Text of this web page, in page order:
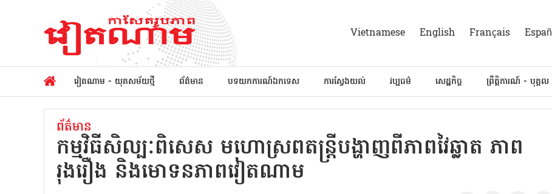
Vietnamese English Français
វៀតណាម - យុគសម័យថ្មី ព័ត៌មាន បទយកការណ៍ឯកទេស ការស្វែងយល់ វប្បធម៌ សេដ្ឋកិច្ច ព្រឹត្តិការណ៍ - បុគ្គល
ព័ត៌មាន
កម្មវិធីសិល្បៈពិសេស មហោស្រពតន្ត្រីបង្ហាញពីភាពវៃឆ្លាត ភាព
រុងរឿង និងមោទនភាពវៀតណាម